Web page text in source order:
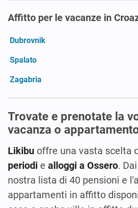
Affitto per le vacanze in
Dubrovnik
Spalato
Zagabria
Trovate e prenotate la
vacanza o
Likibu offre una vasta scelta
periodi e alloggi a Ossero.
nostra lista di 40 pensioni e
appartamenti in affitto